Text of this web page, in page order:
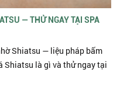
— THỬ NGAY TẠI SPA
Shiatsu — liệu pháp bấm
Shiatsu là gì và thử ngay tại